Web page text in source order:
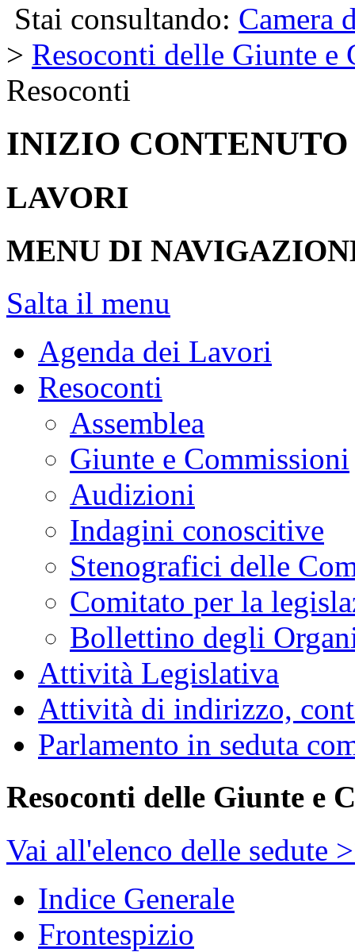
Stai consultando: Camera
> Resoconti delle Giunte e
Resoconti
INIZIO CONTENUTO
LAVORI
MENU DI
Salta il menu
Agenda dei Lavori
Resoconti
Assemblea
Giunte e Commissioni
Audizioni
Indagini conoscitive
Stenografici delle
Comitato per la
Bollettino degli
Attività Legislativa
Attività di indirizzo,
Parlamento in seduta
Resoconti delle Giunte e
Vai all'elenco delle sedute
Indice Generale
Frontespizio